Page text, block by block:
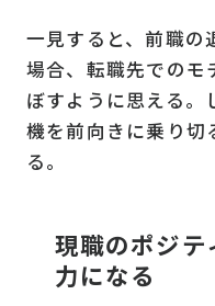
一見すると、前職の
場合、転職先でのモ
ぼすように思える。
機を前向きに乗り切
る。
現職のポジテ
力になる